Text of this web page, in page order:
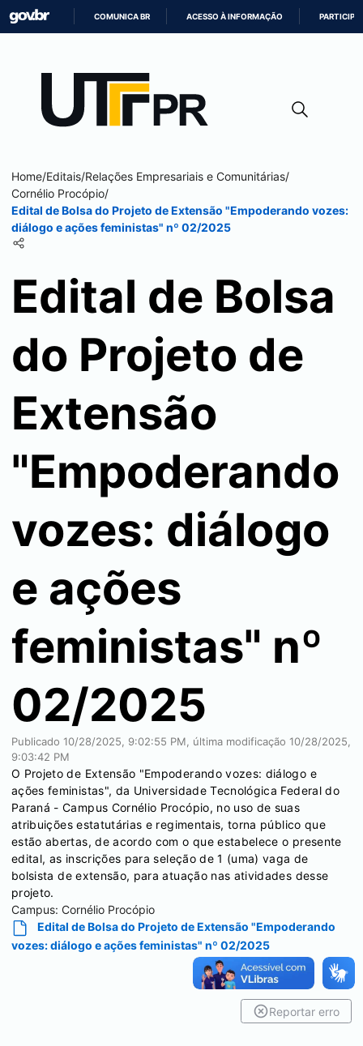
CONTEÚDO
COMUNICA BR ACESSO À INFORMAÇÃO PARTICIPE
Home/Editais/Relações Empresariais e Comunitárias/
Cornélio Procópio/
Edital de Bolsa do Projeto de Extensão "Empoderando vozes:
diálogo e ações feministas" nº 02/2025
Edital de Bolsa
do Projeto de
Extensão
"Empoderando
vozes: diálogo
e ações
feministas" nº
02/2025
Publicado 10/28/2025, 9:02:55 PM , última modificação 10/28/2025,
9:03:42 PM
O Projeto de Extensão "Empoderando vozes: diálogo e
ações feministas", da Universidade Tecnológica Federal do
Paraná - Campus Cornélio Procópio, no uso de suas
atribuições estatutárias e regimentais, torna público que
estão abertas, de acordo com o que estabelece o presente
edital, as inscrições para seleção de 1 (uma) vaga de
bolsista de extensão, para atuação nas atividades desse
projeto.
Campus: Cornélio Procópio
Edital de Bolsa do Projeto de Extensão "Empoderando
vozes: diálogo e ações feministas" nº 02/2025
Reportar erro